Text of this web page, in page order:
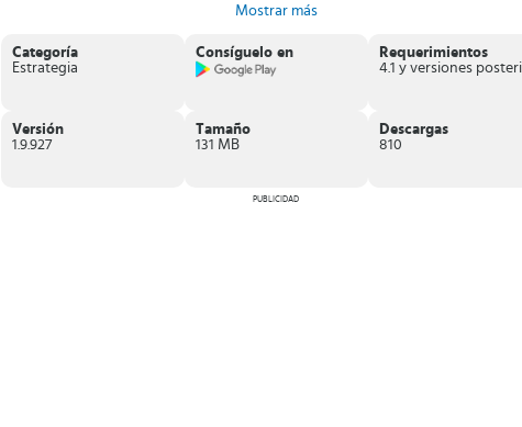
de carros usados, entonces no dejes de descargar Used Car Dealer en el
Mostrar más
Categoría
Estrategia
Consíguelo en
Requerimientos
Versión
1.9.927
Tamaño
131 MB
Descargas
810
PUBLICIDAD